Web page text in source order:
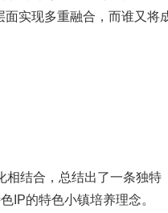
实现多重融合，而谁又将
结合，总结出了一条独特
IP的特色小镇培养理念。